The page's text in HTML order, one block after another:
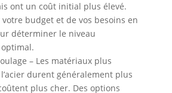
ont un coût initial plus élevé.
budget et de vos besoins en
déterminer le niveau
– Les matériaux plus
durent généralement plus
plus cher. Des options